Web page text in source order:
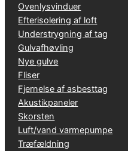
Ovenlysvinduer
Efterisolering af loft
Understrygning af tag
Gulvafhøvling
Nye gulve
Fliser
Fjernelse af asbesttag
Akustikpaneler
Skorsten
Luft/vand varmepumpe
Træfældning